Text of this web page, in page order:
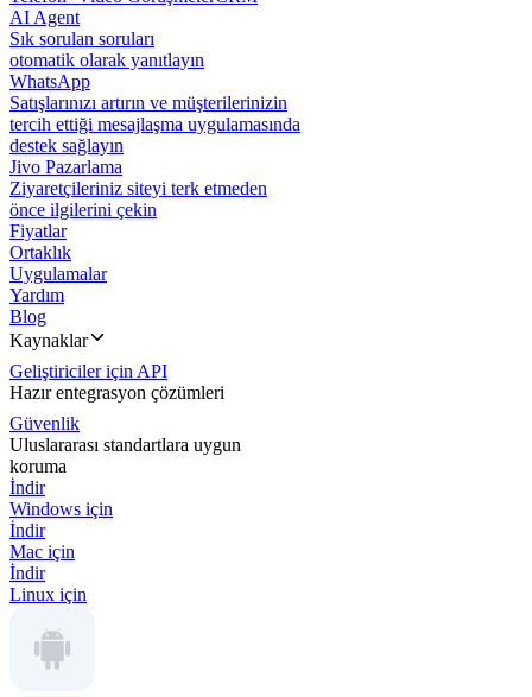
AI Agent
Sık sorulan soruları
otomatik olarak yanıtlayın
WhatsApp
Satışlarınızı artırın ve müşterilerinizin
tercih ettiği mesajlaşma uygulamasında
destek sağlayın
Jivo Pazarlama
Ziyaretçileriniz siteyi terk etmeden
önce ilgilerini çekin
Fiyatlar
Ortaklık
Uygulamalar
Yardım
Blog
Kaynaklar
Geliştiriciler için API
Hazır entegrasyon çözümleri
Güvenlik
Uluslararası standartlara uygun
koruma
İndir
Windows için
İndir
Mac için
İndir
Linux için